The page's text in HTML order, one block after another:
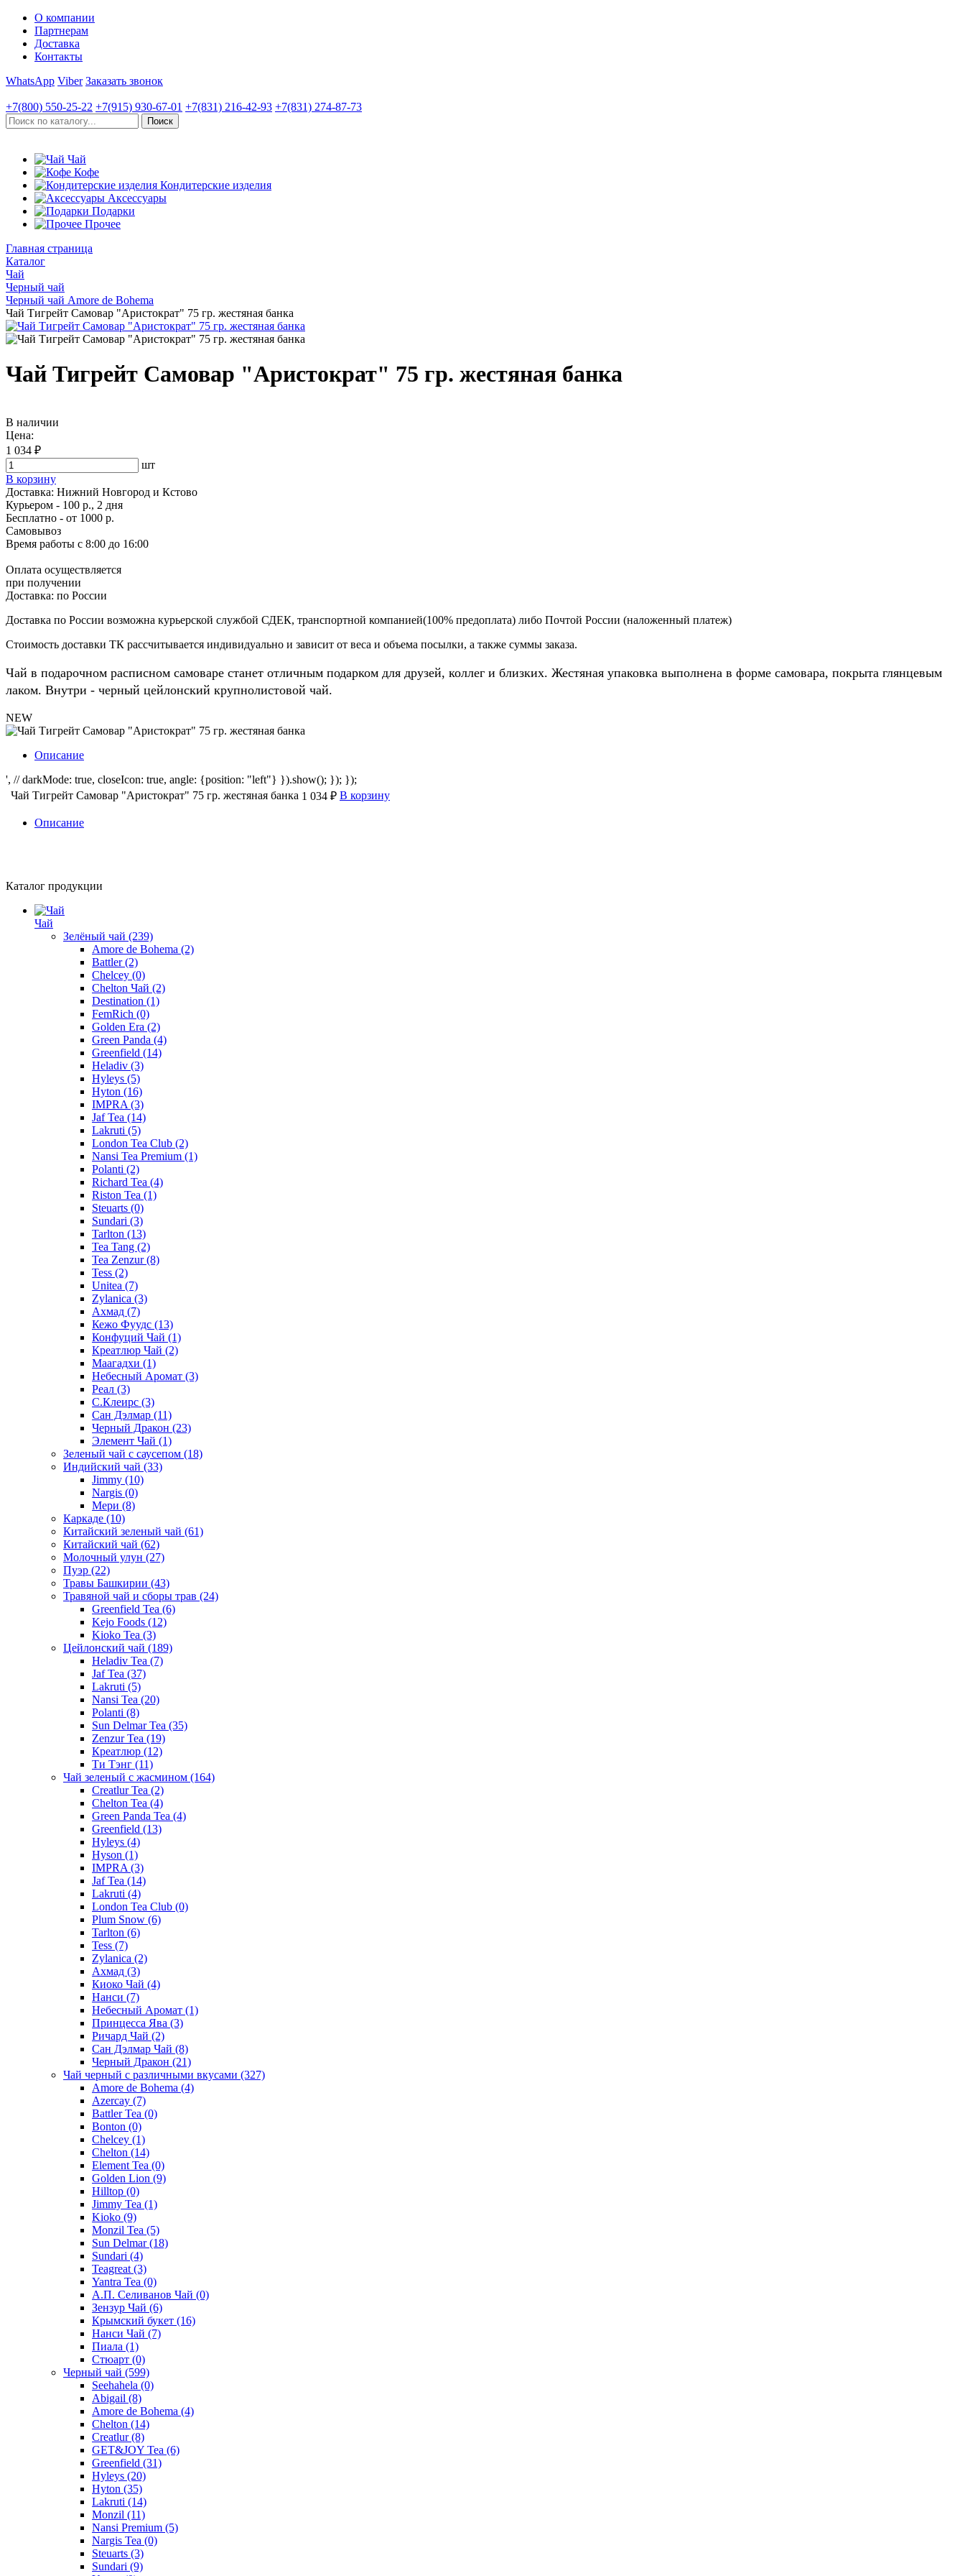
О компании
Партнерам
Доставка
Контакты
WhatsApp Viber Заказать звонок
+7(800) 550-25-22 +7(915) 930-67-01 +7(831) 216-42-93 +7(831) 274-87-73
Чай
Кофе
Кондитерские изделия
Аксессуары
Подарки
Прочее
Главная страница
Каталог
Чай
Черный чай
Черный чай Amore de Bohema
Чай Тигрейт Самовар "Аристократ" 75 гр. жестяная банка
Чай Тигрейт Самовар "Аристократ" 75 гр. жестяная банка
В наличии
Цена:
1 034 ₽
шт
В корзину
Доставка: Нижний Новгород и Кстово
Курьером - 100 р., 2 дня
Бесплатно - от 1000 р.
Самовывоз
Время работы с 8:00 до 16:00
Оплата осуществляется
при получении
Доставка: по России
Доставка по России возможна курьерской службой СДЕК, транспортной компанией(100% предоплата) либо Почтой России (наложенный платеж)
Стоимость доставки ТК рассчитывается индивидуально и зависит от веса и объема посылки, а также суммы заказа.
Чай в подарочном расписном самоваре станет отличным подарком для друзей, коллег и близких. Жестяная упаковка выполнена в форме самовара, покрыта глянцевым
лаком. Внутри - черный цейлонский крупнолистовой чай.
NEW
Описание
', // darkMode: true, closeIcon: true, angle: {position: "left"} }).show(); }); });
Чай Тигрейт Самовар "Аристократ" 75 гр. жестяная банка 1 034 ₽ В корзину
Описание
Каталог продукции
Чай
Зелёный чай (239)
Amore de Bohema (2)
Battler(2)
Chelcey (0)
Chelton Чай (2)
Destination (1)
FemRich (0)
Golden Era (2)
Green Panda (4)
Greenfield (14)
Heladiv (3)
Hyleys (5)
Hyton (16)
IMPRA (3)
Jaf Tea (14)
Lakruti (5)
London Tea Club (2)
Nansi Tea Premium (1)
Polanti (2)
Richard Tea (4)
Riston Tea (1)
Steuarts (0)
Sundari (3)
Tarlton (13)
Tea Tang (2)
Tea Zenzur(8)
Tess (2)
Unitea (7)
Zylanica (3)
Ахмад (7)
Кежо Фуудс (13)
Конфуций Чай (1)
Креатлюр Чай (2)
Маагадхи (1)
Небесный Аромат (3)
Реал (3)
С.Клеирс (3)
Сан Дэлмар (11)
Черный Дракон (23)
Элемент Чай (1)
Зеленый чай с саусепом (18)
Индийский чай (33)
Jimmy (10)
Nargis (0)
Мери (8)
Каркаде (10)
Китайский зеленый чай (61)
Китайский чай (62)
Молочный улун (27)
Пуэр (22)
Травы Башкирии (43)
Травяной чай и сборы трав (24)
Greenfield Tea (6)
Kejo Foods (12)
Kioko Tea (3)
Цейлонский чай (189)
Heladiv Tea (7)
Jaf Tea (37)
Lakruti (5)
Nansi Tea (20)
Polanti (8)
Sun Delmar Tea (35)
Zenzur Tea (19)
Креатлюр (12)
Ти Тэнг (11)
Чай зеленый с жасмином (164)
Creatlur Tea (2)
Chelton Tea (4)
Green Panda Tea (4)
Greenfield (13)
Hyleys (4)
Hyson (1)
IMPRA (3)
Jaf Tea (14)
Lakruti (4)
London Tea Club (0)
Plum Snow (6)
Tarlton (6)
Tess (7)
Zylanica (2)
Ахмад (3)
Киоко Чай (4)
Нанси (7)
Небесный Аромат (1)
Принцесса Ява (3)
Ричард Чай (2)
Сан Дэлмар Чай (8)
Черный Дракон (21)
Чай черный с различными вкусами (327)
Amore de Bohema (4)
Azercay (7)
Battler Tea (0)
Bonton (0)
Chelcey (1)
Chelton (14)
Element Tea (0)
Golden Lion (9)
Hilltop (0)
Jimmy Tea (1)
Kioko (9)
Monzil Tea (5)
Sun Delmar(18)
Sundari (4)
Teagreat (3)
Yantra Tea (0)
А.П. Селиванов Чай (0)
Зензур Чай (6)
Крымский букет (16)
Нанси Чай (7)
Пиала (1)
Стюарт (0)
Черный чай (599)
Seehahela (0)
Abigail (8)
Amore de Bohema (4)
Chelton (14)
Creatlur(8)
GET&JOY Tea (6)
Greenfield (31)
Hyleys (20)
Hyton (35)
Lakruti (14)
Monzil (11)
Nansi Premium (5)
Nargis Tea (0)
Steuarts (3)
Sundari (9)